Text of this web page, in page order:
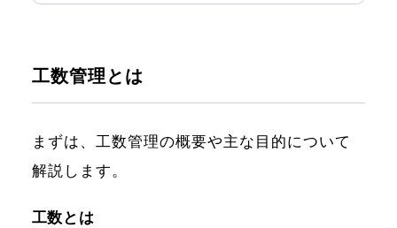
工数管理とは
まずは、工数管理の概要や主な目的について
解説します。
工数とは